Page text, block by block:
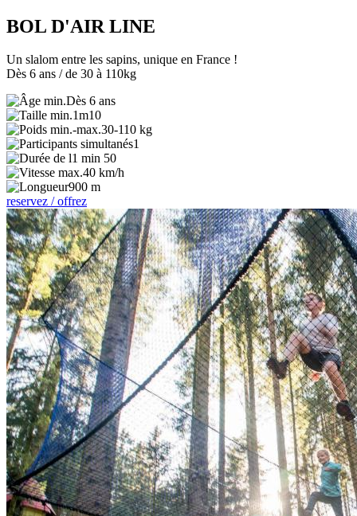
BOL D'AIR LINE
Un slalom entre les sapins, unique en France !
Dès 6 ans / de 30 à 110kg
Dès 6 ans
1m10
30-110 kg
1
1 min 50
40 km/h
900 m
reservez / offrez